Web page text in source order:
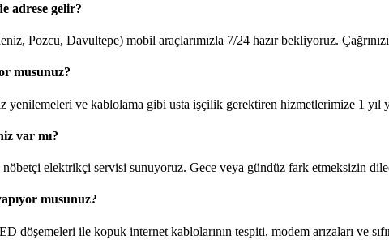
adrese gelir?
Pozcu, Davultepe) mobil araçlarımızla 7/24 hazır bekliyoruz.
musunuz?
yenilemeleri ve kablolama gibi usta işçilik gerektiren hizmetlerimize 1 yıl
var mı?
elektrikçi servisi sunuyoruz. Gece veya gündüz fark etmeksizin
musunuz?
döşemeleri ile kopuk internet kablolarının tespiti, modem arızaları ve